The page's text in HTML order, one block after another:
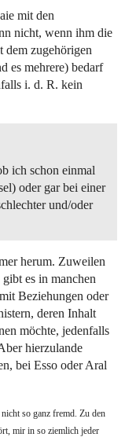
mit den
nicht, wenn ihm die
zugehörigen
es mehrere) bedarf
i. d. R. kein
ich schon einmal
oder gar bei einer
und/oder
herum. Zuweilen
es in manchen
Beziehungen oder
deren Inhalt
möchte, jedenfalls
hierzulande
bei Esso oder Aral
so ganz fremd. Zu den
mir in so ziemlich jeder